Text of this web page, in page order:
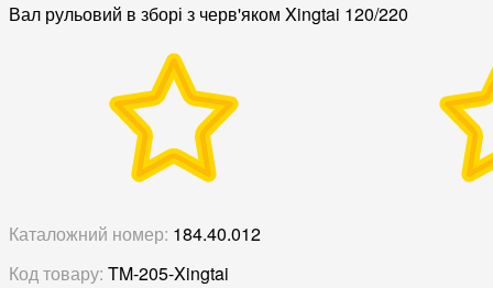
Вал рульовий в зборі з черв'яком Xingtai 120/220
Каталожний номер: 184.40.012
Код товару: TM-205-Xingtai